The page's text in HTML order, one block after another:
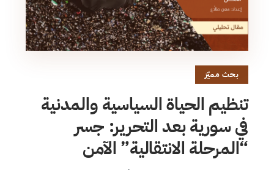
بحث مميّز
تنظيم الحياة السياسية والمدنية
في سورية بعد التحرير: جسر
“المرحلة الانتقالية” الآمن